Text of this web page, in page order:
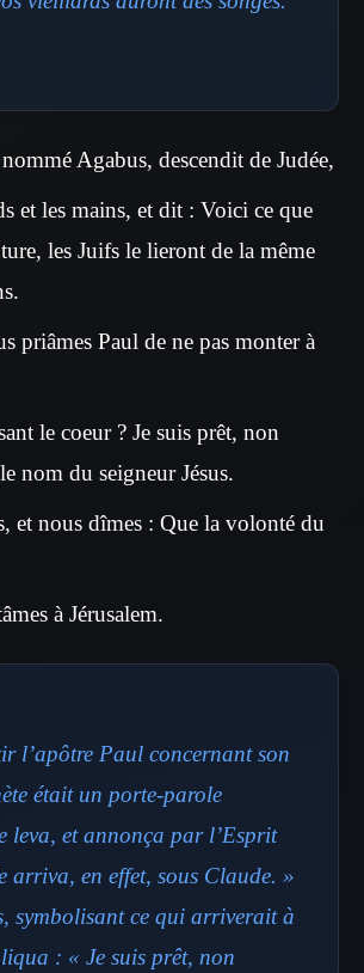
Agabus, descendit de Judée,
et les mains, et dit : Voici ce que
les Juifs le lieront de la même
priâmes Paul de ne pas monter à
le coeur ? Je suis prêt, non
nom du seigneur Jésus.
et nous dîmes : Que la volonté du
à Jérusalem.
l’apôtre Paul concernant son
était un porte-parole
leva, et annonça par l’Esprit
en effet, sous Claude. »
symbolisant ce qui arriverait à
: « Je suis prêt, non